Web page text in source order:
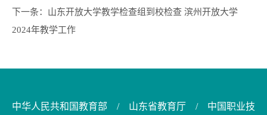
下一条： 山东开放大学教学检查组到校检查 滨州开放大学
2024年教学工作
中华人民共和国教育部 / 山东省教育厅 /
中国职业技